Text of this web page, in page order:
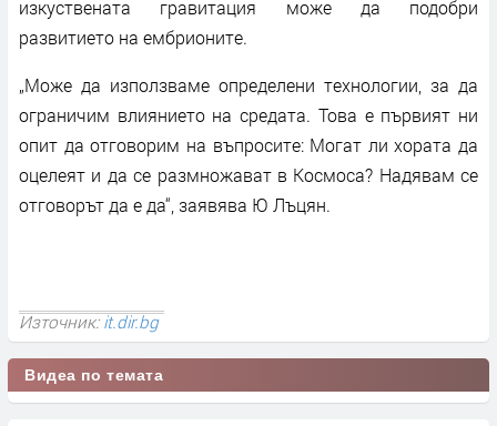
изкуствената гравитация може да подобри
развитието на ембрионите.
„Може да използваме определени технологии, за да
ограничим влиянието на средата. Това е първият ни
опит да отговорим на въпросите: Могат ли хората да
оцелеят и да се размножават в Космоса? Надявам се
отговорът да е да“, заявява Ю Лъцян.
Източник:it.dir.bg
Видеа по темата